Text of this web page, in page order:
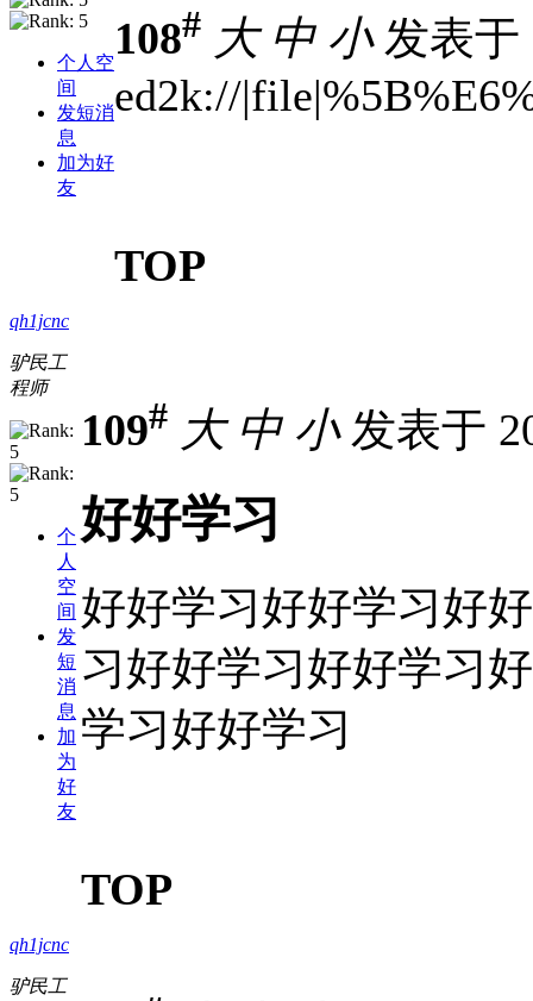
个人空
间
发短消
息
加为好
友
108# 大 中 小发表于
ed2k://
TOP
qh1jcnc
驴民工
程师
个
人
空
间
发
短
消
息
加
为
好
友
109# 大 中 小发表于
好好学习
好好学习好好学习好
习好好学习好好学习
学习好好学习
TOP
qh1jcnc
驴民工